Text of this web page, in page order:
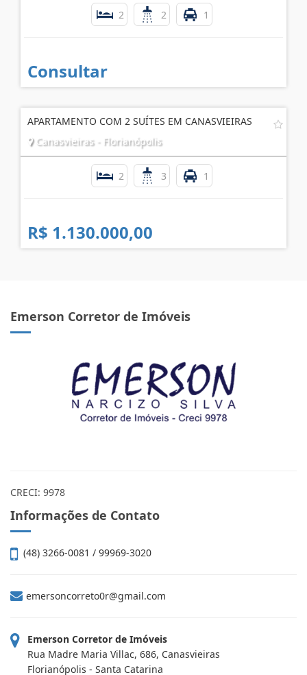
2 2 1
Consultar
APARTAMENTO COM 2 SUÍTES EM CANASVIEIRAS
Canasvieiras - Florianópolis
2 3 1
R$ 1.130.000,00
Emerson Corretor de Imóveis
CRECI: 9978
Informações de Contato
(48) 3266-0081 / 99969-3020
emersoncorreto0r@gmail.com
Emerson Corretor de Imóveis
Rua Madre Maria Villac, 686, Canasvieiras
Florianópolis - Santa Catarina